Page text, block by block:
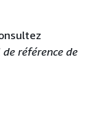
référence de